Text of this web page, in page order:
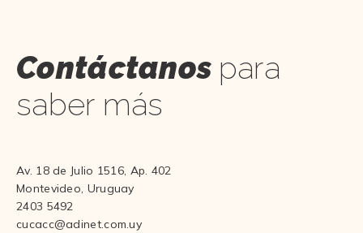
Contáctanos para
saber más
Av. 18 de Julio 1516, Ap. 402
Montevideo, Uruguay
2403 5492
cucacc@adinet.com.uy